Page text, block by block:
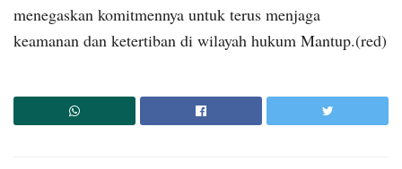
menegaskan komitmennya untuk terus menjaga
keamanan dan ketertiban di wilayah hukum Mantup.(red)